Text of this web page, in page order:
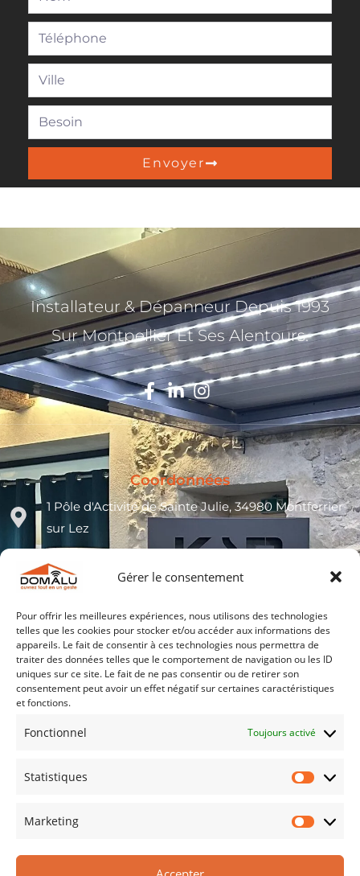
Gérer le consentement
Pour offrir les meilleures expériences, nous utilisons des technologies
telles que les cookies pour stocker et/ou accéder aux informations des
appareils. Le fait de consentir à ces technologies nous permettra de
traiter des données telles que le comportement de navigation ou les ID
uniques sur ce site. Le fait de ne pas consentir ou de retirer son
consentement peut avoir un effet négatif sur certaines caractéristiques
et fonctions.
Fonctionnel Toujours activé
Statistiques
Marketing
Envoyer
Installateur & Dépanneur Depuis 1993
Sur Montpellier Et Ses Alentours.
Coordonnées
1 Pôle d'Activité de Sainte Julie, 34980 Montferrier
sur Lez
04 30 96 96 90
contact@domalu.fr
Lundi au Jeudi
8h30-12h00 et 14h00-17h30
Vendredi
8h30-12h00 et 14h00-16h00
Bien Préparer Son Logement Avant Les Vacances ?
🚪 Choisir Sa Porte D’entrée : Comment Bien
Choisir L’accès À Votre Maison ?